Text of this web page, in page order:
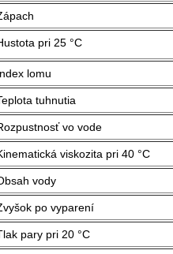
pri 25 °C
lomu
tuhnutia
vo vode
viskozita pri 40 °C
vody
po vyparení
pary pri 20 °C